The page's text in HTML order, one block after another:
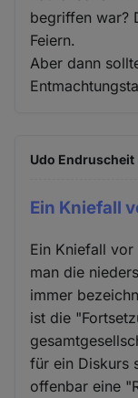
begriffen war?
Feiern.
Aber dann
Udo
Ein Kniefall
Ein Kniefall
man die
immer
ist die
für ein Diskurs
offenbar eine